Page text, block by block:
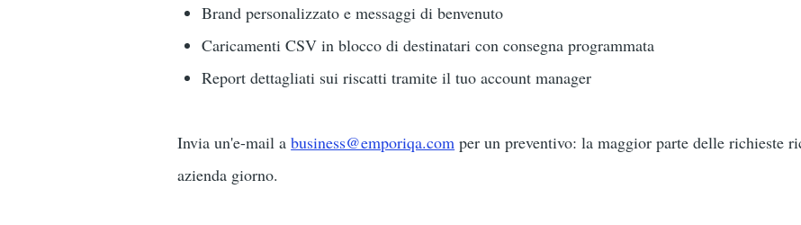
Brand personalizzato e messaggi di benvenuto
Caricamenti CSV in blocco di destinatari con consegna programmata
Report dettagliati sui riscatti tramite il tuo account manager
Invia un'e-mail abusiness@emporiqa.com per un preventivo: la maggior parte delle richieste
azienda giorno.